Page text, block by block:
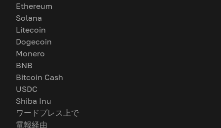
Ethereum
Solana
Litecoin
Dogecoin
Monero
BNB
Bitcoin Cash
USDC
Shiba Inu
ワードプレス上で
電報経由